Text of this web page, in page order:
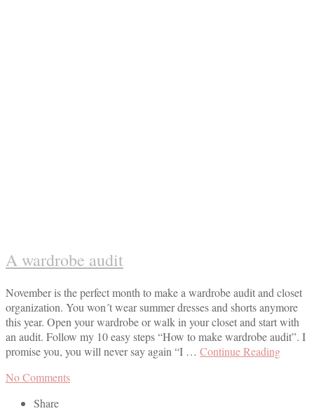
A wardrobe audit
November is the perfect month to make a wardrobe audit and closet
organization. You won´t wear summer dresses and shorts anymore
this year. Open your wardrobe or walk in your closet and start with
an audit. Follow my 10 easy steps “How to make wardrobe audit”. I
promise you, you will never say again “I … Continue Reading
No Comments
Share